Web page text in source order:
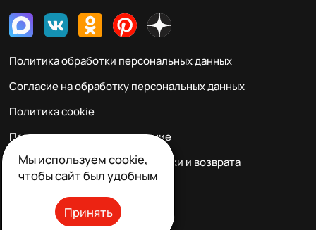
Политика обработки персональных данных
Согласие на обработку персональных данных
Политика cookie
Пользовательское соглашение
Правила заказа, оплаты, доставки и возврата
Реквизиты и контакты
Мыиспользуем cookie,
чтобы сайт был удобным
Принять